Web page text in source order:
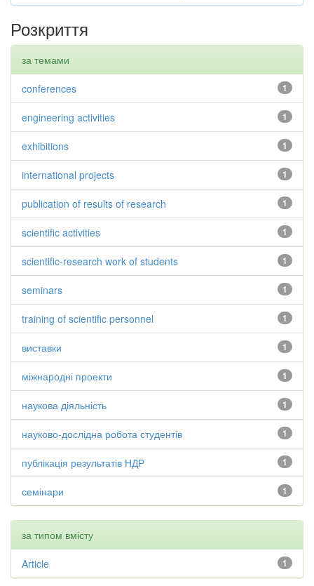
Розкриття
за темами
1
conferences
1
engineering activities
1
exhibitions
1
international projects
1
publication of results of research
1
scientific activities
1
scientific-research work of students
1
seminars
1
training of scientific personnel
1
виставки
1
міжнародні проекти
1
наукова діяльність
1
науково-дослідна робота студентів
1
публікація результатів НДР
1
семінари
за типом вмісту
1
Article